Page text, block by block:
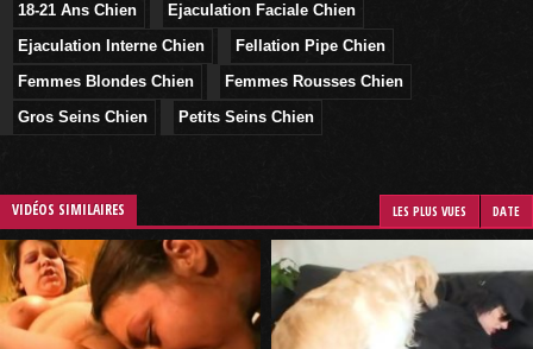
18-21 Ans Chien
Ejaculation Faciale Chien
Ejaculation Interne Chien
Fellation Pipe Chien
Femmes Blondes Chien
Femmes Rousses Chien
Gros Seins Chien
Petits Seins Chien
VIDÉOS SIMILAIRES LES PLUS VUES DATE